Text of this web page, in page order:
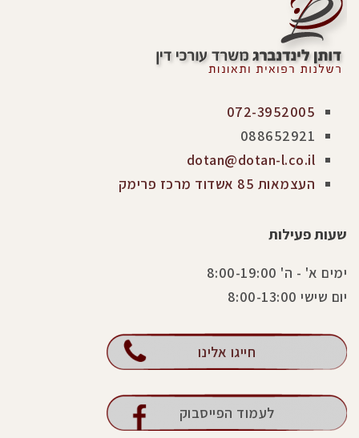
072-3952005
088652921
dotan@dotan-l.co.il
העצמאות 85 אשדוד מרכז פרימק
שעות פעילות
ימים א' - ה' 8:00-19:00
יום שישי 8:00-13:00
חייגו אלינו
לעמוד הפייסבוק